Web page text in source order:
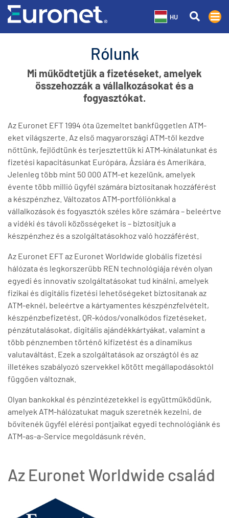
HU
Rólunk
Mi működtetjük a fizetéseket, amelyek
összehozzák a vállalkozásokat és a
fogyasztókat.
Az Euronet EFT 1994 óta üzemeltet bankfüggetlen ATM-
eket világszerte. Az első magyarországi ATM-től kezdve
nőttünk, fejlődtünk és terjesztettük ki ATM-kínálatunkat és
fizetési kapacitásunkat Európára, Ázsiára és Amerikára.
Jelenleg több mint 50 000 ATM-et kezelünk, amelyek
évente több millió ügyfél számára biztosítanak hozzáférést
a készpénzhez. Változatos ATM-portfóliónkkal a
vállalkozások és fogyasztók széles köre számára – beleértve
a vidéki és távoli közösségeket is – biztosítjuk a
készpénzhez és a szolgáltatásokhoz való hozzáférést.
Az Euronet EFT az Euronet Worldwide globális fizetési
hálózata és legkorszerűbb REN technológiája révén olyan
egyedi és innovatív szolgáltatásokat tud kínálni, amelyek
fizikai és digitális fizetési lehetőségeket biztosítanak az
ATM-eknél, beleértve a kártyamentes készpénzfelvételt,
készpénzbefizetést, QR-kódos/vonalkódos fizetéseket,
pénzátutalásokat, digitális ajándékkártyákat, valamint a
több pénznemben történő kifizetést és a dinamikus
valutaváltást. Ezek a szolgáltatások az országtól és az
illetékes szabályozó szervekkel kötött megállapodásoktól
függően változnak.
Olyan bankokkal és pénzintézetekkel is együttműködünk,
amelyek ATM-hálózatukat maguk szeretnék kezelni, de
bővítenék ügyfél elérési pontjaikat egyedi technológiánk és
ATM-as-a-Service megoldásunk révén.
Az Euronet Worldwide család